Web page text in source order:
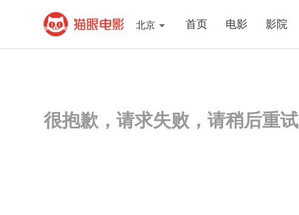
北京 首页 电影 影院
很抱歉，请求失败，请稍后重试